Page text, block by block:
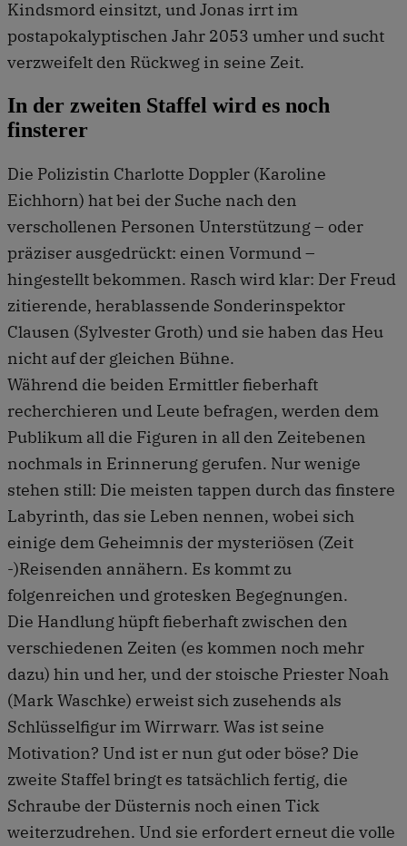
Kindsmord einsitzt, und Jonas irrt im
postapokalyptischen Jahr 2053 umher und sucht
verzweifelt den Rückweg in seine Zeit.
In der zweiten Staffel wird es noch
finsterer
Die Polizistin Charlotte Doppler (Karoline
Eichhorn) hat bei der Suche nach den
verschollenen Personen Unterstützung – oder
präziser ausgedrückt: einen Vormund –
hingestellt bekommen. Rasch wird klar: Der Freud
zitierende, herablassende Sonderinspektor
Clausen (Sylvester Groth) und sie haben das Heu
nicht auf der gleichen Bühne.
Während die beiden Ermittler fieberhaft
recherchieren und Leute befragen, werden dem
Publikum all die Figuren in all den Zeitebenen
nochmals in Erinnerung gerufen. Nur wenige
stehen still: Die meisten tappen durch das finstere
Labyrinth, das sie Leben nennen, wobei sich
einige dem Geheimnis der mysteriösen (Zeit
-)Reisenden annähern. Es kommt zu
folgenreichen und grotesken Begegnungen.
Die Handlung hüpft fieberhaft zwischen den
verschiedenen Zeiten (es kommen noch mehr
dazu) hin und her, und der stoische Priester Noah
(Mark Waschke) erweist sich zusehends als
Schlüsselfigur im Wirrwarr. Was ist seine
Motivation? Und ist er nun gut oder böse? Die
zweite Staffel bringt es tatsächlich fertig, die
Schraube der Düsternis noch einen Tick
weiterzudrehen. Und sie erfordert erneut die volle